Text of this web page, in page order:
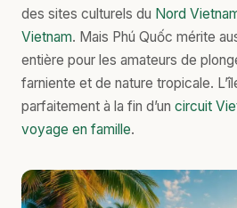
des sites culturels du Nord
Vietnam. Mais Phú Quốc mérite
entière pour les amateurs de
farniente et de nature tropicale.
parfaitement à la fin d’un circuit
voyage en famille.